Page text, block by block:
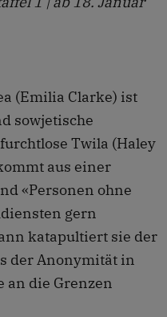
(Emilia Clarke) ist
sowjetische
Twila (Haley
aus einer
«Personen ohne
gern
katapultiert sie der
der Anonymität in
an die Grenzen